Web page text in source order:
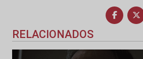
RELACIONADOS